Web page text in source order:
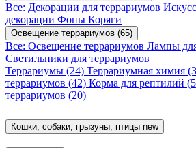
Все: Декорации для террариумов
декорации Фоны Коряги
Освещение террариумов (65)
Все: Освещение террариумов Лампы
Светильники для террариумов
Террариумы (24) Террариумная химия
террариумов (42) Корма для рептилий
террариумов (20)
Кошки, собаки, грызуны, птицы new